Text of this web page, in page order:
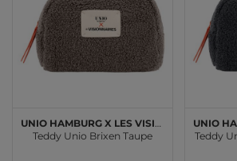
Unio Hamburg x Les Visionnaires
Teddy Unio Brixen Taupe
Teddy